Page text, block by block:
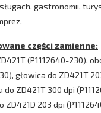
gastronomii,
części zamienne:
(P1112640-230),
głowica do ZD421T
do ZD421T 300 dpi
ZD421D 203 dpi